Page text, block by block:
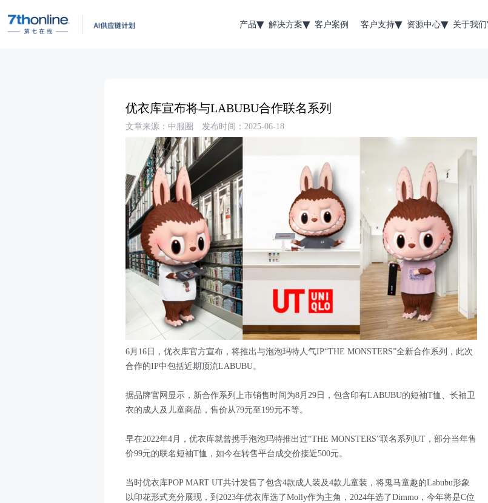
产品 解决方案 客户案例 客户支持 资源中心 关于我们
优衣库宣布将与LABUBU合作联名系列
文章来源：中服圈 发布时间：2025-06-18
6月16日，优衣库官方宣布，将推出与泡泡玛特人气IP“THE MONSTERS”全新合作系列，此次
合作的IP中包括近期顶流LABUBU。
据品牌官网显示，新合作系列上市销售时间为8月29日，包含印有LABUBU的短袖T恤、长袖卫
衣的成人及儿童商品，售价从79元至199元不等。
早在2022年4月，优衣库就曾携手泡泡玛特推出过“THE MONSTERS”联名系列UT，部分当年售
价99元的联名短袖T恤，如今在转售平台成交价接近500元。
当时优衣库POP MART UT共计发售了包含4款成人装及4款儿童装，将鬼马童趣的Labubu形象
以印花形式充分展现，到2023年优衣库选了Molly作为主角，2024年选了Dimmo，今年将是C位